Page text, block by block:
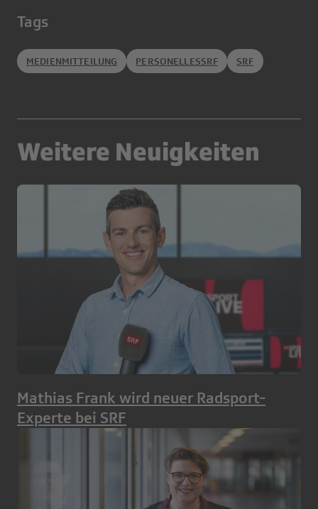
Tags
MEDIENMITTEILUNG PERSONELLESSRF SRF
Weitere Neuigkeiten
Mathias Frank wird neuer Radsport-
Experte bei SRF